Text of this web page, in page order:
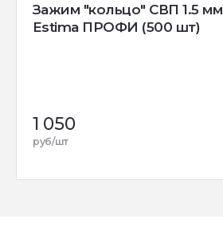
Зажим "кольцо" СВП 1.5 мм
Estima ПРОФИ (500 шт)
1 050
руб/шт